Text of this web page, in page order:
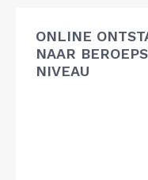
ONLINE
NAAR
NIVEAU